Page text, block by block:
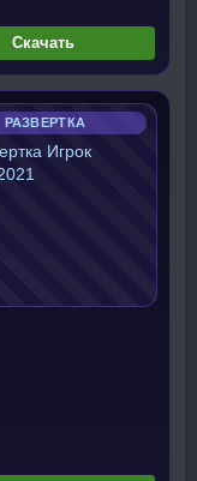
Скачать
РАЗВЕРТКА